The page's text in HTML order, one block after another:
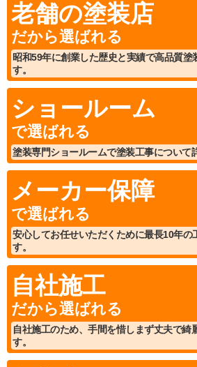
老舗の塗装店
だから選ばれる
昭和59年に創業した歴史と実績で高品質塗
す。
ショールーム
で選ばれる
塗装専門ショールームで塗装工事について
メーカー保障
で選ばれる
安心してお任せいただくために最長10年の
す。
自社施工
だから選ばれる
自社施工のため、手間を惜しまず丈夫で綺
す。